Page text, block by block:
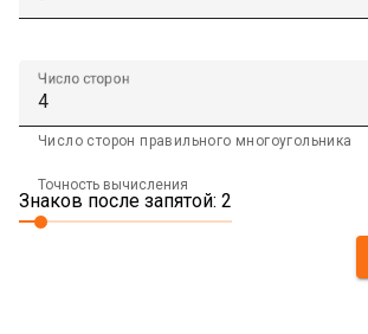
Число сторон
Число сторон правильного многоугольника
Точность вычисления
Знаков после запятой: 2